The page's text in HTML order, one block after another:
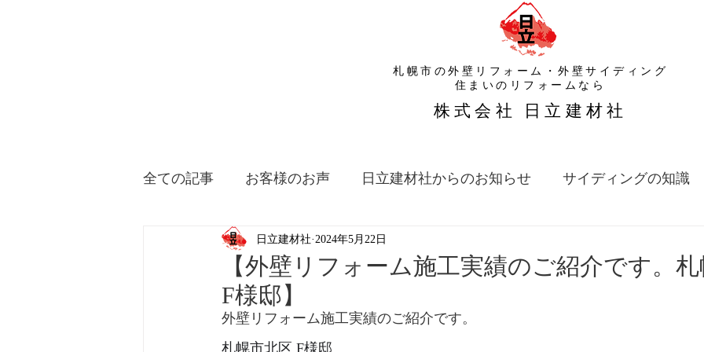
札幌市の外壁リフォーム・外壁サイディング
​住まいのリフォームなら
​株式会社 日立建材社
全ての記事 お客様のお声 日立建材社からのお知らせ サイディングの知識
【外壁リフォーム施工実績のご紹介です。
F様邸】
日立建材社 2024年5月22日
外壁リフォーム施工実績のご紹介です。
札幌市北区 F様邸